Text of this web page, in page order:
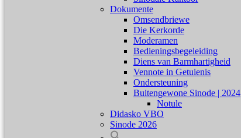
Dokumente
Omsendbriewe
Die Kerkorde
Moderamen
Bedieningsbegeleiding
Diens van Barmhartigheid
Vennote in Getuienis
Ondersteuning
Buitengewone Sinode | 2024
Notule
Didasko VBO
Sinode 2026